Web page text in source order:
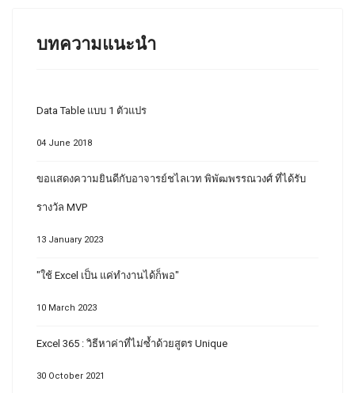
บทความแนะนำ
Data Table แบบ 1 ตัวแปร
04 June 2018
ขอแสดงความยินดีกับอาจารย์ชไลเวท พิพัฒพรรณวงศ์ ที่ได้รับ
รางวัล MVP
13 January 2023
"ใช้ Excel เป็น แค่ทำงานได้ก็พอ"
10 March 2023
Excel 365 : วิธีหาค่าที่ไม่ซ้ำด้วยสูตร Unique
30 October 2021